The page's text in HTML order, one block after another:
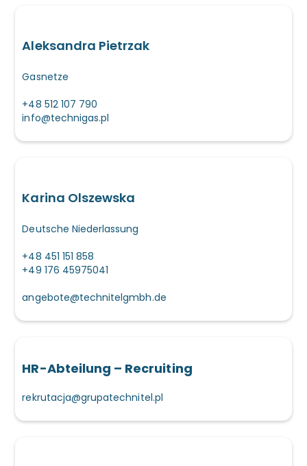
Aleksandra Pietrzak
Gasnetze
+48 512 107 790
info@technigas.pl
Karina Olszewska
Deutsche Niederlassung
+48 451 151 858
+49 176 45975041
angebote@technitelgmbh.de
HR-Abteilung – Recruiting
rekrutacja@grupatechnitel.pl